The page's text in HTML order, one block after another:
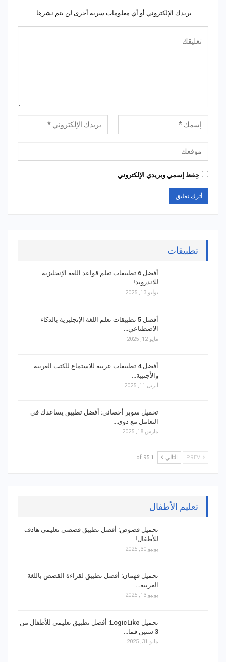
بريدك الإلكتروني أو أي معلومات سرية أخرى لن يتم نشرها.
حِفظ إسمي وبريدي الإلكتروني
تطبيقات
أفضل 6 تطبيقات تعلم قواعد اللغة الإنجليزية
للاندرويد!
يوليو 13, 2025
أفضل 5 تطبيقات تعلم اللغة الإنجليزية بالذكاء
الاصطناعي…
مايو 12, 2025
أفضل 4 تطبيقات عربية للاستماع للكتب العربية
والأجنبية…
أبريل 11, 2025
تحميل سوبر أخصائي: أفضل تطبيق يساعدك في
التعامل مع ذوي…
مارس 18, 2025
التالي 1 of 95
تعليم الأطفال
تحميل قصوص: أفضل تطبيق قصصي تعليمي هادف
للأطفال!
يونيو 30, 2025
تحميل فهمان: أفضل تطبيق لقراءة القصص باللغة
العربية…
يونيو 13, 2025
تحميل LogicLike: أفضل تطبيق تعليمي للأطفال من
3 سنين فما…
مايو 31, 2025